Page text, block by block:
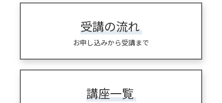
受講の流れ
お申し込みから受講まで
講座一覧